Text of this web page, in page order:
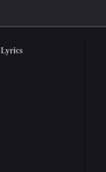
Lyrics بهجت یحی گویم بو رادیرە